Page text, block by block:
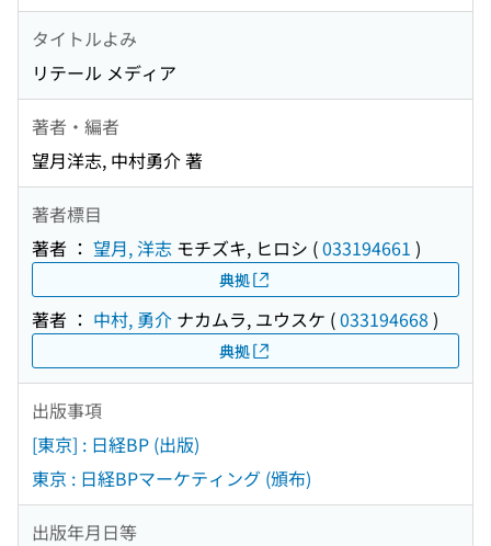
タイトルよみ
リテール メディア
著者・編者
望月洋志, 中村勇介 著
著者標目
著者 ： 望月, 洋志 モチズキ, ヒロシ (033194661 )
典拠
著者 ： 中村, 勇介 ナカムラ, ユウスケ (033194668 )
典拠
出版事項
[東京] : 日経BP (出版)
東京 : 日経BPマーケティング (頒布)
出版年月日等